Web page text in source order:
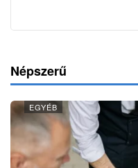
Népszerű
EGYÉB